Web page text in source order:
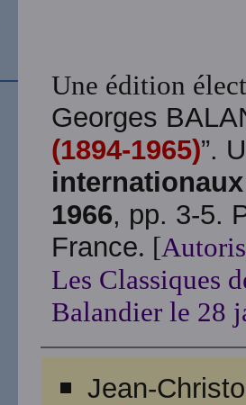
Une édition
Georges
(1894-1965)”.
1966, pp. 3-5.
France. [
Les Classiques
Balandier le 28
Jean-